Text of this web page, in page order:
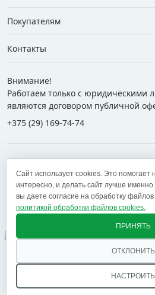
Покупателям
Контакты
Внимание!
Работаем только с юридическими
являются договором публичной
+375 (29) 169-74-74
+375 (17) 269-74-74
Брест, Витебск, Гомель,
Сайт использует cookies. Это помогает
интересно, и делать сайт лучше
вы даете согласие на обработку файлов
политикой обработки файлов cookies.
НАСТРОИТЬ
ОТКЛОНИТЬ
ПРИНЯТЬ